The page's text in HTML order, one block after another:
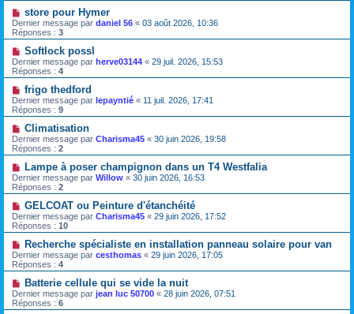
store pour Hymer
Dernier message par daniel 56 « 03 août 2026, 10:36
Réponses : 3
Softlock possl
Dernier message par herve03144 « 29 juil. 2026, 15:53
Réponses : 4
frigo thedford
Dernier message par lepayntié « 11 juil. 2026, 17:41
Réponses : 9
Climatisation
Dernier message par Charisma45 « 30 juin 2026, 19:58
Réponses : 2
Lampe à poser champignon dans un T4 Westfalia
Dernier message par Willow « 30 juin 2026, 16:53
Réponses : 2
GELCOAT ou Peinture d'étanchéité
Dernier message par Charisma45 « 29 juin 2026, 17:52
Réponses : 10
Recherche spécialiste en installation panneau solaire pour van
Dernier message par cesthomas « 29 juin 2026, 17:05
Réponses : 4
Batterie cellule qui se vide la nuit
Dernier message par jean luc 50700 « 28 juin 2026, 07:51
Réponses : 6